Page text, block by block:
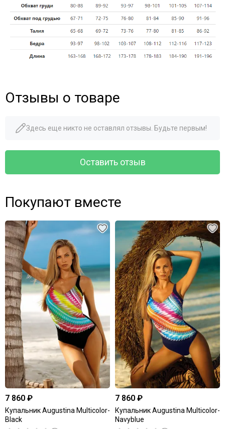
Отзывы о товаре
Здесь еще никто не оставлял отзывы. Будьте первым!
Оставить отзыв
Покупают вместе
7 860 ₽
Купальник Augustina Multicolor-
Black
7 860 ₽
Купальник Augustina Multicolor-
Navyblue